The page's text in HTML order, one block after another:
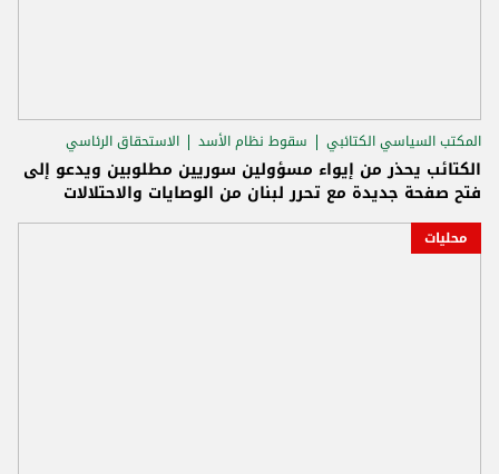
المكتب السياسي الكتائبي سقوط نظام الأسد الاستحقاق الرئاسي
الكتائب يحذر من إيواء مسؤولين سوريين مطلوبين ويدعو إلى
فتح صفحة جديدة مع تحرر لبنان من الوصايات والاحتلالات
محليات